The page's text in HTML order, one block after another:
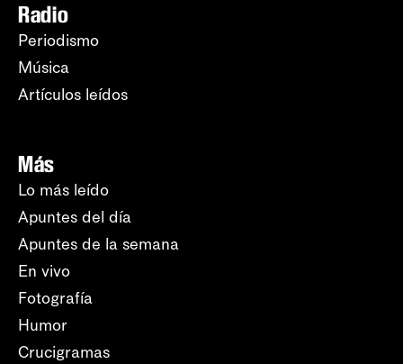
Radio
Periodismo
Música
Artículos leídos
Más
Lo más leído
Apuntes del día
Apuntes de la semana
En vivo
Fotografía
Humor
Crucigramas